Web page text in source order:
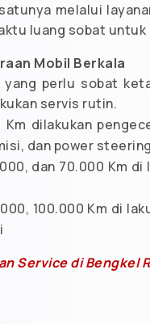
melalui
luang sobat
Mobil Berkala
perlu sobat
servis rutin.
Km dilakukan
dan power
dan 70.000 Km
100.000 Km di
Service di Bengkel